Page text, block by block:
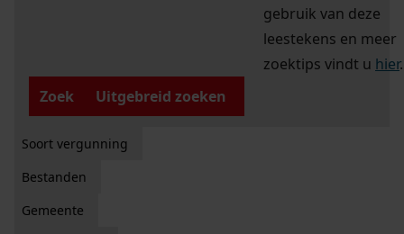
gebruik van deze
leestekens en meer
zoektips vindt u hier.
Zoek
Uitgebreid zoeken
Soort vergunning
Bestanden
Gemeente